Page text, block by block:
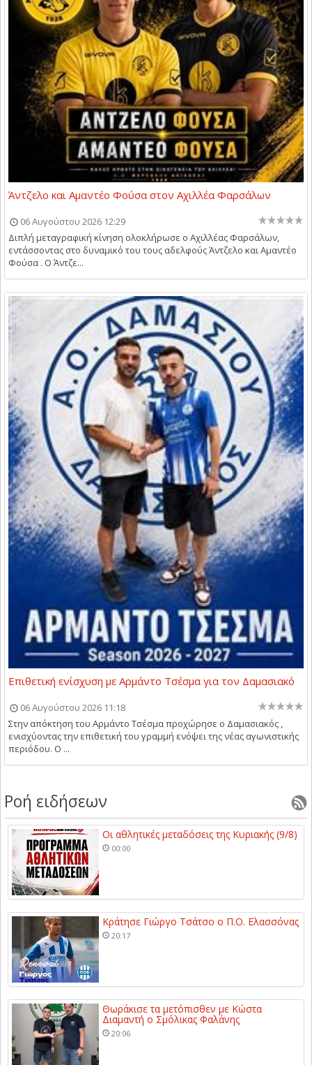
Άντζελο και Αμαντέο Φούσα στον Αχιλλέα Φαρσάλων
06 Αυγούστου 2026 12:29
Διπλή μεταγραφική κίνηση ολοκλήρωσε ο Αχιλλέας Φαρσάλων,
εντάσσοντας στο δυναμικό του τους αδελφούς Άντζελο και Αμαντέο
Φούσα . Ο Άντζε...
Επιθετική ενίσχυση με Αρμάντο Τσέσμα για τον Δαμασιακό
06 Αυγούστου 2026 11:18
Στην απόκτηση του Αρμάντο Τσέσμα προχώρησε ο Δαμασιακός ,
ενισχύοντας την επιθετική του γραμμή ενόψει της νέας αγωνιστικής
περιόδου. Ο ...
Ροή ειδήσεων
Οι αθλητικές μεταδόσεις της Κυριακής (9/8)
00:00
Κράτησε Γιώργο Τσάτσο ο Π.Ο. Ελασσόνας
20:17
Θωράκισε τα μετόπισθεν με Κώστα
Διαμαντή ο Σμόλικας Φαλάνης
20:06